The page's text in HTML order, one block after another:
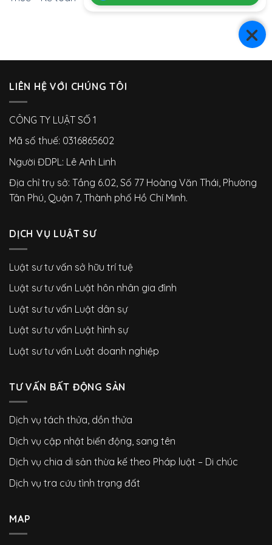
LIÊN HỆ VỚI CHÚNG TÔI
CÔNG TY LUẬT SỐ 1
Mã số thuế: 0316865602
Người ĐDPL: Lê Anh Linh
Địa chỉ trụ sở: Tầng 6.02, Số 77 Hoàng Văn Thái, Phường
Tân Phú, Quận 7, Thành phố Hồ Chí Minh.
DỊCH VỤ LUẬT SƯ
Luật sư tư vấn sở hữu trí tuệ
Luật sư tư vấn Luật hôn nhân gia đình
Luật sư tư vấn Luật dân sự
Luật sư tư vấn Luật hình sự
Luật sư tư vấn Luật doanh nghiệp
TƯ VẤN BẤT ĐỘNG SẢN
Dịch vụ tách thửa, dồn thửa
Dịch vụ cập nhật biến động, sang tên
Dịch vụ chia di sản thừa kế theo Pháp luật – Di chúc
Dịch vụ tra cứu tình trạng đất
MAP